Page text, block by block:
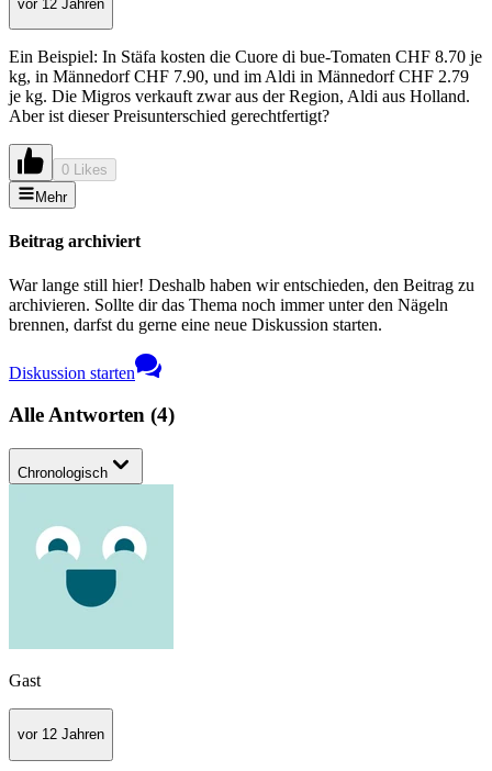
vor 12 Jahren
Ein Beispiel: In Stäfa kosten die Cuore di bue-Tomaten CHF 8.70 je
kg, in Männedorf CHF 7.90, und im Aldi in Männedorf CHF 2.79
je kg. Die Migros verkauft zwar aus der Region, Aldi aus Holland.
Aber ist dieser Preisunterschied gerechtfertigt?
0 Likes
Mehr
Beitrag archiviert
War lange still hier! Deshalb haben wir entschieden, den Beitrag zu
archivieren. Sollte dir das Thema noch immer unter den Nägeln
brennen, darfst du gerne eine neue Diskussion starten.
Diskussion starten
Alle Antworten (4)
Chronologisch
Gast
vor 12 Jahren